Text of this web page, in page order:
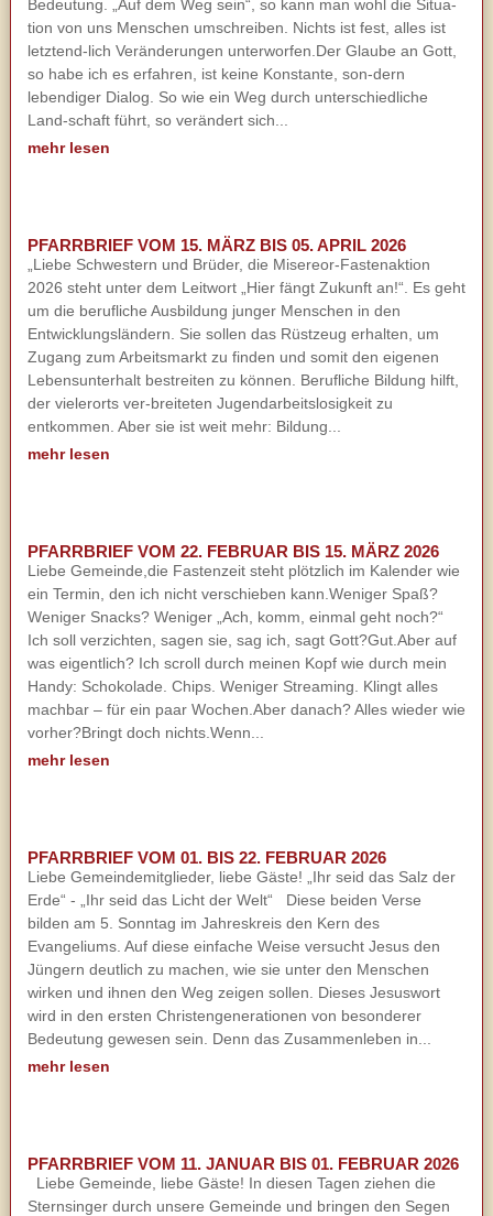
Bedeutung. „Auf dem Weg sein“, so kann man wohl die Situa-
tion von uns Menschen umschreiben. Nichts ist fest, alles ist
letztend-lich Veränderungen unterworfen.Der Glaube an Gott,
so habe ich es erfahren, ist keine Konstante, son-dern
lebendiger Dialog. So wie ein Weg durch unterschiedliche
Land-schaft führt, so verändert sich...
mehr lesen
PFARRBRIEF VOM 15. MÄRZ BIS 05. APRIL 2026
„Liebe Schwestern und Brüder, die Misereor-Fastenaktion
2026 steht unter dem Leitwort „Hier fängt Zukunft an!“. Es geht
um die berufliche Ausbildung junger Menschen in den
Entwicklungsländern. Sie sollen das Rüstzeug erhalten, um
Zugang zum Arbeitsmarkt zu finden und somit den eigenen
Lebensunterhalt bestreiten zu können. Berufliche Bildung hilft,
der vielerorts ver-breiteten Jugendarbeitslosigkeit zu
entkommen. Aber sie ist weit mehr: Bildung...
mehr lesen
PFARRBRIEF VOM 22. FEBRUAR BIS 15. MÄRZ 2026
Liebe Gemeinde,die Fastenzeit steht plötzlich im Kalender wie
ein Termin, den ich nicht verschieben kann.Weniger Spaß?
Weniger Snacks? Weniger „Ach, komm, einmal geht noch?“
Ich soll verzichten, sagen sie, sag ich, sagt Gott?Gut.Aber auf
was eigentlich? Ich scroll durch meinen Kopf wie durch mein
Handy: Schokolade. Chips. Weniger Streaming. Klingt alles
machbar – für ein paar Wochen.Aber danach? Alles wieder wie
vorher?Bringt doch nichts.Wenn...
mehr lesen
PFARRBRIEF VOM 01. BIS 22. FEBRUAR 2026
Liebe Gemeindemitglieder, liebe Gäste! „Ihr seid das Salz der
Erde“ - „Ihr seid das Licht der Welt“ Diese beiden Verse
bilden am 5. Sonntag im Jahreskreis den Kern des
Evangeliums. Auf diese einfache Weise versucht Jesus den
Jüngern deutlich zu machen, wie sie unter den Menschen
wirken und ihnen den Weg zeigen sollen. Dieses Jesuswort
wird in den ersten Christengenerationen von besonderer
Bedeutung gewesen sein. Denn das Zusammenleben in...
mehr lesen
PFARRBRIEF VOM 11. JANUAR BIS 01. FEBRUAR 2026
Liebe Gemeinde, liebe Gäste! In diesen Tagen ziehen die
Sternsinger durch unsere Gemeinde und bringen den Segen